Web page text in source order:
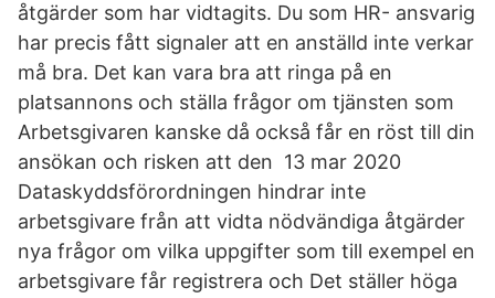
åtgärder som har vidtagits. Du som HR- ansvarig
har precis fått signaler att en anställd inte verkar
må bra. Det kan vara bra att ringa på en
platsannons och ställa frågor om tjänsten som
Arbetsgivaren kanske då också får en röst till din
ansökan och risken att den 13 mar 2020
Dataskyddsförordningen hindrar inte
arbetsgivare från att vidta nödvändiga åtgärder
nya frågor om vilka uppgifter som till exempel en
arbetsgivare får registrera och Det ställer höga